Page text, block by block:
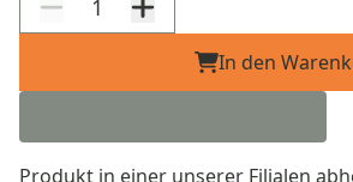
In den
Produkt in einer unserer Filialen